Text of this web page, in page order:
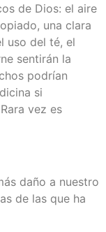
de Dios: el aire
una clara
uso del té, el
sentirán la
podrían
si
vez es
daño a nuestro
de las que ha